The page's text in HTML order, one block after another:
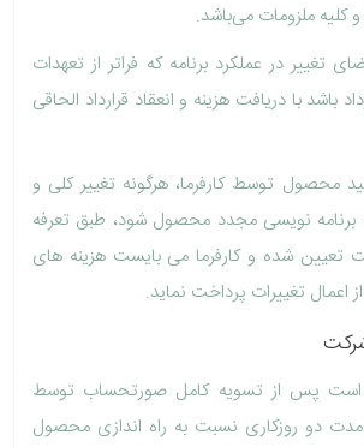
کلیه ملزومات می‌باشد.
تقاضای تغییر در عملکرد برنامه که فراتر از تعهدات
ماده 2 قرارداد باشد با دریافت هزینه و انعقاد قرارداد الحاقی
تائید محصول توسط کارفرما، هرگونه تغییر کلی و
برنامه نویسی مجدد محصول شود، طبق تعرفه
شده و کارفرما می بایست هزینه های
از اعمال تغییرات پرداخت نماید.
است پس از تسویه کامل صورتحساب توسط
مدت دو روزکاری نسبت به راه اندازی محصول